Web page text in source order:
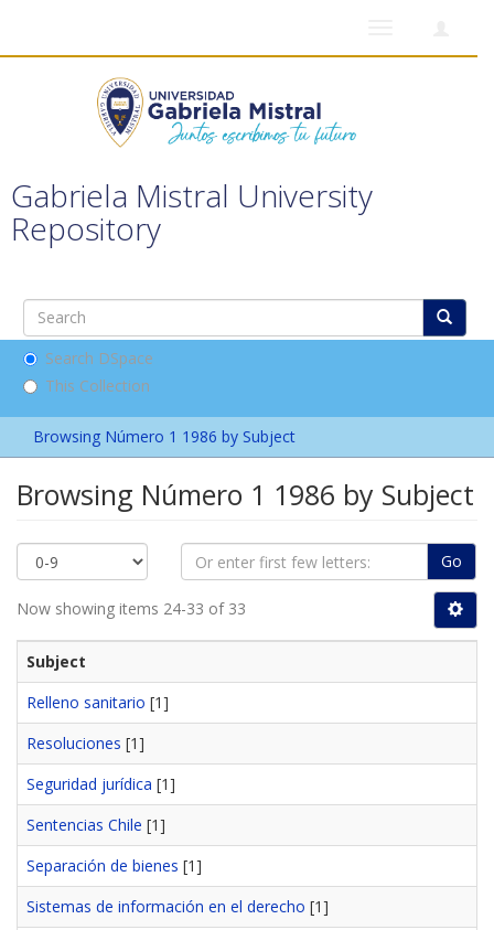
Gabriela Mistral University
Repository
Search DSpace
This Collection
Browsing Número 1 1986 by Subject
Browsing Número 1 1986 by Subject
Go
Now showing items 24-33 of 33
Subject
Relleno sanitario [1]
Resoluciones [1]
Seguridad jurídica [1]
Sentencias Chile [1]
Separación de bienes [1]
Sistemas de información en el derecho [1]